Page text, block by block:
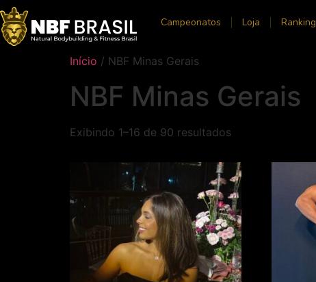
Campeonatos Loja Ranking
Início / NBF Minas Gerais
NBF Minas Gerais
Exibindo 1–16 de 90 resultados